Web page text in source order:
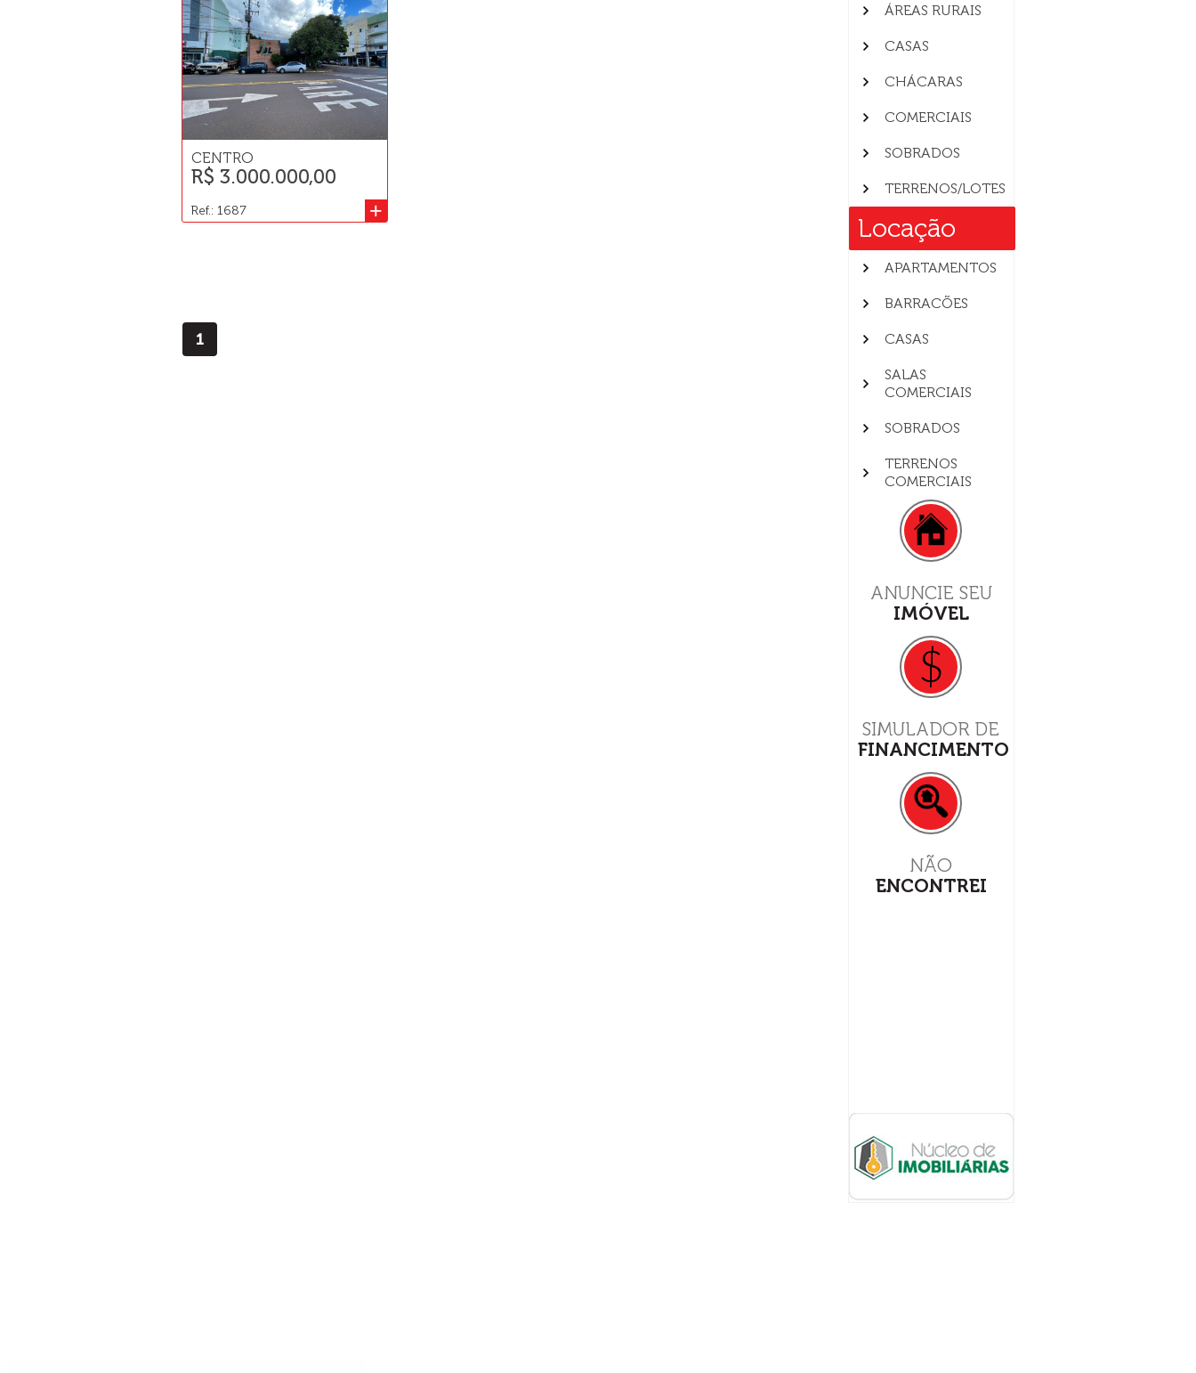
ÁREAS RURAIS
CASAS
CHÁCARAS
COMERCIAIS
SOBRADOS
TERRENOS/LOTES
Locação
APARTAMENTOS
BARRACÕES
CASAS
SALAS
COMERCIAIS
SOBRADOS
TERRENOS
COMERCIAIS
ANUNCIE SEU
IMÓVEL
$
SIMULADOR DE
FINANCIMENTO
NÃO
ENCONTREI
CENTRO
R$ 3.000.000,00
+
Ref.: 1687
1